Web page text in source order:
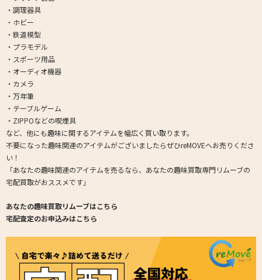
・調理器具
・ホビー
・鉄道模型
・プラモデル
・スポーツ用品
・オーディオ機器
・カメラ
・万年筆
・テーブルゲーム
・ZIPPOなどの喫煙具
など、他にも趣味に関するアイテムを幅広く買い取ります。
不要になった趣味関連のアイテムがございましたらぜひreMOVEへお売りくださ
い！
「あなたの趣味関連のアイテムを売るなら、あなたの趣味買取専門リムーブの
宅配買取がおススメです」
あなたの趣味買取リムーブはこちら
宅配査定のお申込みはこちら